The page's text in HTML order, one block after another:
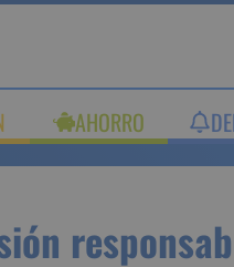
AHORRO